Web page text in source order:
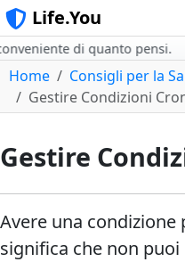
Life.You
di quanto pensi.
Home
Consigli per la
Gestire Condizioni
Gestire
Avere una condizione
significa che non